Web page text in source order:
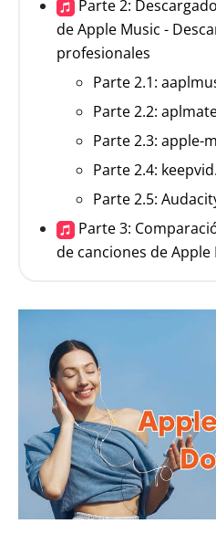
Parte 2:
de Apple Music -
profesionales
Parte 2.1:
Parte 2.2:
Parte 2.3: apple-
Parte 2.4:
Parte 2.5:
Parte 3:
de canciones de Apple